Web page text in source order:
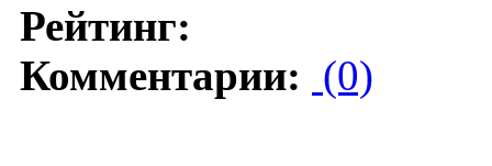
Рейтинг:
Комментарии: (0)